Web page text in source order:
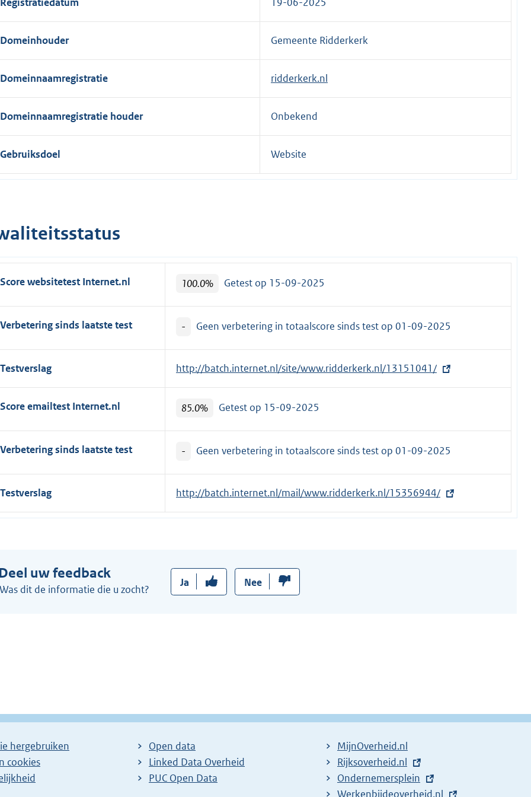
n
e
l
Domeinhouder Gemeente Ridderkerk
Domeinnaamregistratie ridderkerk.nl
Domeinnaamregistratie houder Onbekend
Gebruiksdoel Website
Score websitetest Internet.nl 100.0% Getest op 15-09-2025
Verbetering sinds laatste test - Geen verbetering in totaalscore sinds test op 01-09-2025
Testverslag
E
x
r
i
n
http://batch.internet.nl/site/www.ridderkerk.nl/13151041/
Score emailtest Internet.nl 85.0% Getest op 15-09-2025
Verbetering sinds laatste test - Geen verbetering in totaalscore sinds test op 01-09-2025
Testverslag
E
x
n
e
http://batch.internet.nl/mail/www.ridderkerk.nl/15356944/
uw feedback
Was dit de informatie die u zocht?
Ja Nee
hergebruiken
cookies
Open data
Linked Data Overheid
PUC Open Data
MijnOverheid.nl
E
x
t
Rijksoverheid.nl
E
x
Ondernemersplein
E
Werkenbijdeoverheid.nl